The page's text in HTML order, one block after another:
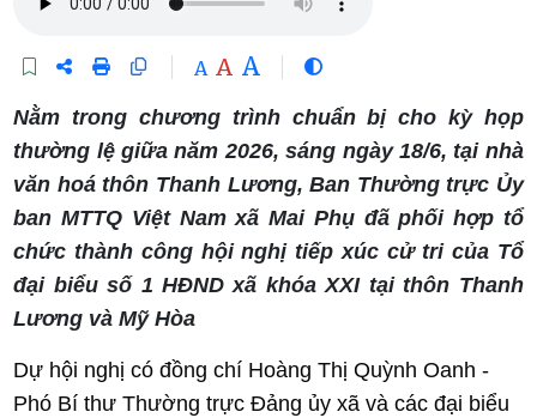
A A A
Nằm trong chương trình chuẩn bị cho kỳ họp
thường lệ giữa năm 2026, sáng ngày 18/6, tại nhà
văn hoá thôn Thanh Lương, Ban Thường trực Ủy
ban MTTQ Việt Nam xã Mai Phụ đã phối hợp tổ
chức thành công hội nghị tiếp xúc cử tri của Tổ
đại biểu số 1 HĐND xã khóa XXI tại thôn Thanh
Lương và Mỹ Hòa
Dự hội nghị có đồng chí Hoàng Thị Quỳnh Oanh -
Phó Bí thư Thường trực Đảng ủy xã và các đại biểu